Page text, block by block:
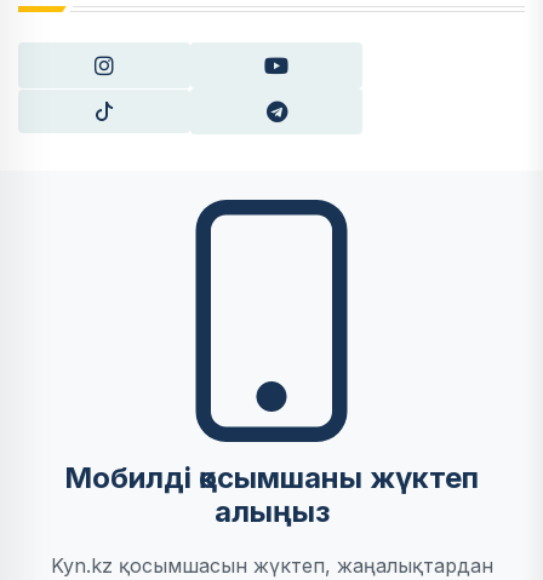
Мобилді қосымшаны жүктеп
алыңыз
Kyn.kz қосымшасын жүктеп, жаңалықтардан